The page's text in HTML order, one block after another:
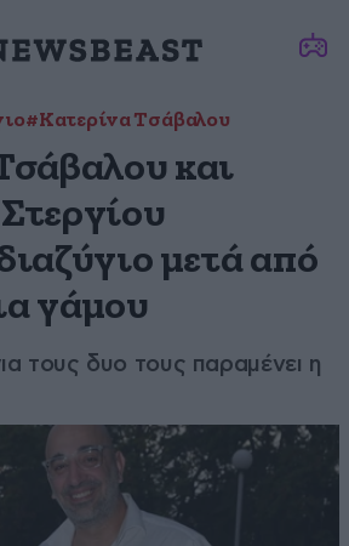
#Κατερίνα Τσάβαλου
και
μετά από
γάμου
τους δυο τους παραμένει η